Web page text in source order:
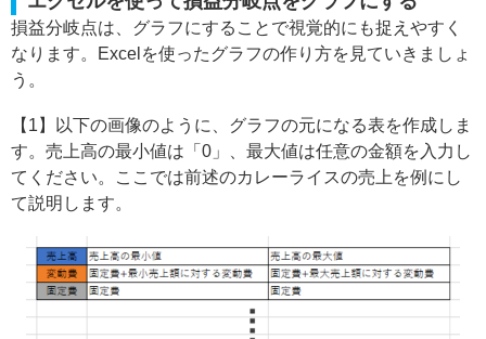
損益分岐点は、グラフにすることで視覚的にも捉えやすく
なります。Excelを使ったグラフの作り方を見ていきましょ
う。
【1】以下の画像のように、グラフの元になる表を作成しま
す。売上高の最小値は「0」、最大値は任意の金額を入力し
てください。ここでは前述のカレーライスの売上を例にし
て説明します。